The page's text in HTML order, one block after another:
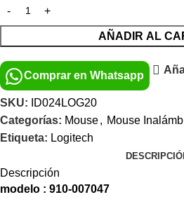
AÑADIR AL
Comprar en Whatsapp
SKU:
ID024LOG20
Categorías: Mouse, Mouse
Etiqueta: Logitech
Descripción
modelo : 910-007047